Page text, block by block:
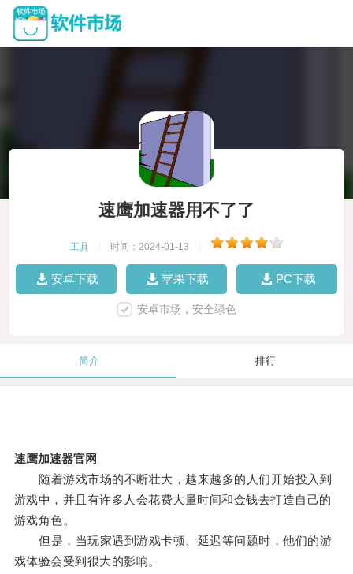
速鹰加速器用不了了
工具 时间：2024-01-13
安卓下载 苹果下载 PC下载
安卓市场，安全绿色
简介 排行
速鹰加速器官网
随着游戏市场的不断壮大，越来越多的人们开始投入到
游戏中，并且有许多人会花费大量时间和金钱去打造自己的
游戏角色。
但是，当玩家遇到游戏卡顿、延迟等问题时，他们的游
戏体验会受到很大的影响。